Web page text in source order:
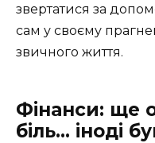
звертатися за
сам у своєму
звичного життя.
Фінанси: ще
біль… іноді